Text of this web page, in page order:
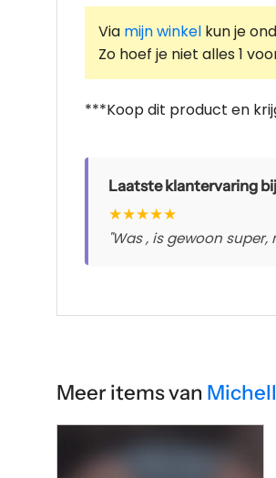
Via mijn winkel kun je
Zo hoef je niet alles 1
***Koop dit product en
Laatste klantervaring
★★★★★
"Was , is gewoon
Meer items van